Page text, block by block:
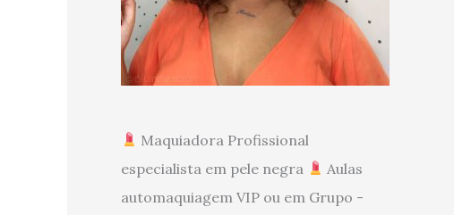
Maquiadora Profissional
especialista em pele negra
Aulas
automaquiagem VIP ou em Grupo -